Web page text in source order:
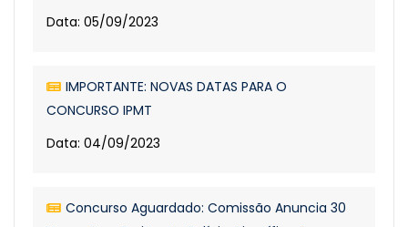
Data: 05/09/2023
IMPORTANTE: NOVAS DATAS PARA O
CONCURSO IPMT
Data: 04/09/2023
Concurso Aguardado: Comissão Anuncia 30